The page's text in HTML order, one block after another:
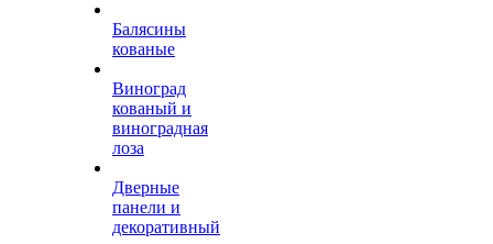
Балясины
кованые
Виноград
кованый и
виноградная
лоза
Дверные
панели и
декоративный